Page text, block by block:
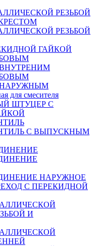
РЕЗЬБОЙ
РЕЗЬБОЙ
ГАЙКОЙ
для смесителя
ШТУЦЕР С
С ВЫПУСКНЫМ
НАРУЖНОЕ
С ПЕРЕКИДНОЙ
И